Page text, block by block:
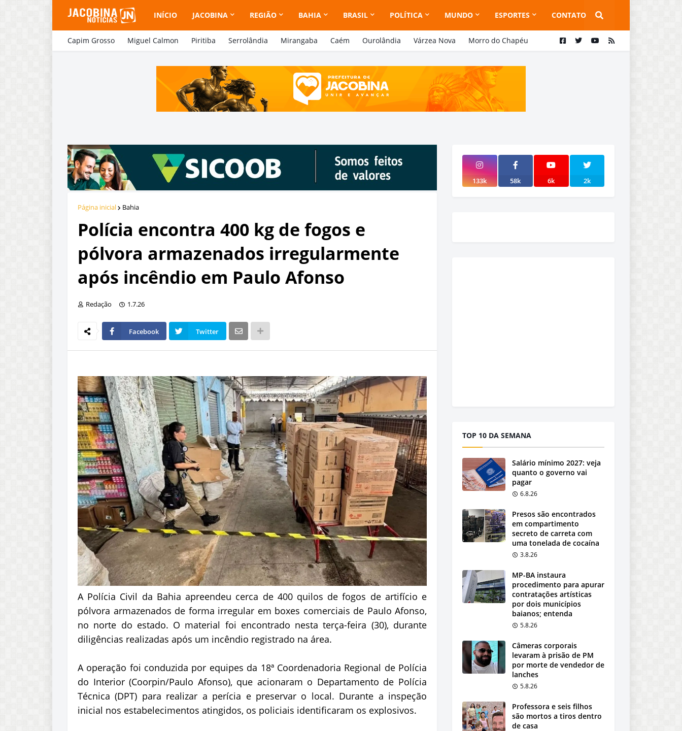
INÍCIO JACOBINA REGIÃO BAHIA BRASIL POLÍTICA MUNDO ESPORTES CONTATO
Capim Grosso Miguel Calmon Piritiba Serrolândia Mirangaba Caém Ourolândia Várzea Nova Morro do Chapéu
Página inicial Bahia
Polícia encontra 400 kg de fogos e
pólvora armazenados irregularmente
após incêndio em Paulo Afonso
Redação 1.7.26
Facebook Twitter
A Polícia Civil da Bahia apreendeu cerca de 400 quilos de fogos de artifício e
pólvora armazenados de forma irregular em boxes comerciais de Paulo Afonso,
no norte do estado. O material foi encontrado nesta terça-feira (30), durante
diligências realizadas após um incêndio registrado na área.
A operação foi conduzida por equipes da 18ª Coordenadoria Regional de Polícia
do Interior (Coorpin/Paulo Afonso), que acionaram o Departamento de Polícia
Técnica (DPT) para realizar a perícia e preservar o local. Durante a inspeção
inicial nos estabelecimentos atingidos, os policiais identificaram os explosivos.
133k 58k 6k 2k
TOP 10 DA SEMANA
Salário mínimo 2027: veja
quanto o governo vai
pagar
6.8.26
Presos são encontrados
em compartimento
secreto de carreta com
uma tonelada de cocaína
3.8.26
MP-BA instaura
procedimento para apurar
contratações artísticas
por dois municípios
baianos; entenda
5.8.26
Câmeras corporais
levaram à prisão de PM
por morte de vendedor de
lanches
5.8.26
Professora e seis filhos
são mortos a tiros dentro
de casa